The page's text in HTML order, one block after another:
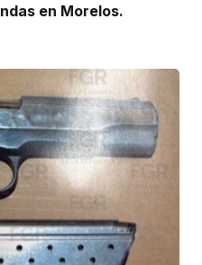
en Morelos.